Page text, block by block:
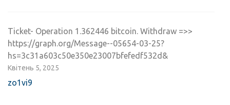
Ticket- Operation 1.362446 bitcoin. Withdraw =>>
https://graph.org/Message--05654-03-25?
hs=3c31a603c50e350e23007bfefedf532d&
Квітень 5, 2025
zo1vi9